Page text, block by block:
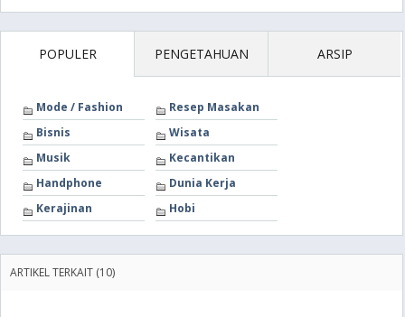
POPULER PENGETAHUAN ARSIP
Mode / Fashion
Resep Masakan
Bisnis
Wisata
Musik
Kecantikan
Handphone
Dunia Kerja
Kerajinan
Hobi
ARTIKEL TERKAIT (10)